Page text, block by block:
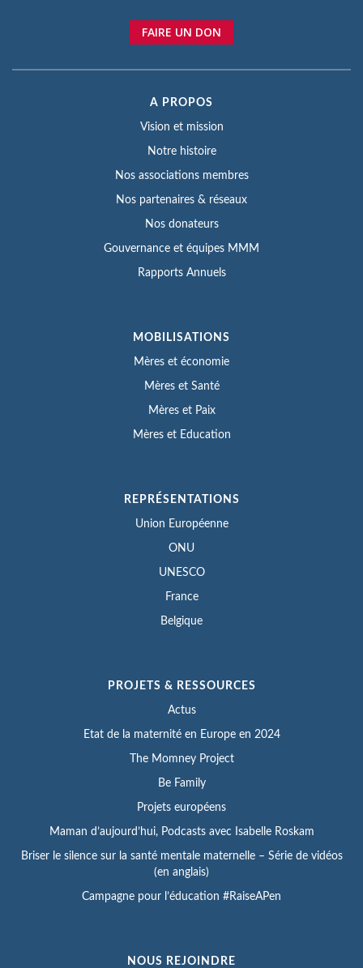
FAIRE UN DON
A PROPOS
Vision et mission
Notre histoire
Nos associations membres
Nos partenaires & réseaux
Nos donateurs
Gouvernance et équipes MMM
Rapports Annuels
MOBILISATIONS
Mères et économie
Mères et Santé
Mères et Paix
Mères et Education
REPRÉSENTATIONS
Union Européenne
ONU
UNESCO
France
Belgique
PROJETS & RESSOURCES
Actus
Etat de la maternité en Europe en 2024
The Momney Project
Be Family
Projets européens
Maman d’aujourd’hui, Podcasts avec Isabelle Roskam
Briser le silence sur la santé mentale maternelle – Série de vidéos
(en anglais)
Campagne pour l’éducation #RaiseAPen
NOUS REJOINDRE